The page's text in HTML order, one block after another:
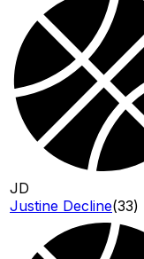
JD
Justine Decline(33)